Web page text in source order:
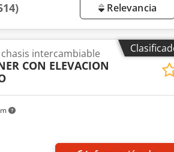
Relevancia
intercambiable
CON ELEVACION